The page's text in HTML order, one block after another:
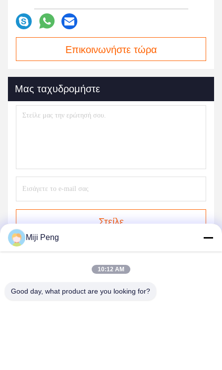
Επικοινωνήστε τώρα
Μας ταχυδρομήστε
Στείλε
Miji Peng
10:12 AM
Good day, what product are you looking for?